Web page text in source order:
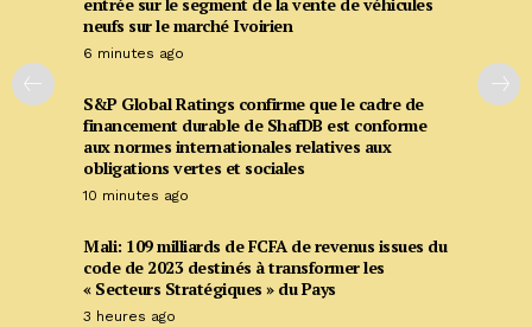
neufs sur le marché Ivoirien
6 minutes ago
S&P Global Ratings confirme que le cadre de
financement durable de ShafDB est conforme
aux normes internationales relatives aux
obligations vertes et sociales
10 minutes ago
Mali: 109 milliards de FCFA de revenus issues du
code de 2023 destinés à transformer les
« Secteurs Stratégiques » du Pays
3 heures ago